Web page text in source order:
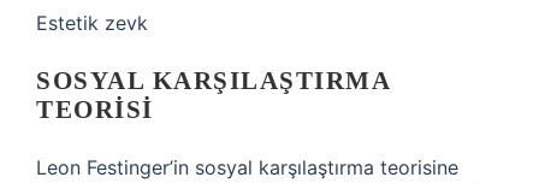
Estetik zevk
SOSYAL KARŞILAŞTIRMA
TEORISI
Leon Festinger’in sosyal karşılaştırma teorisine